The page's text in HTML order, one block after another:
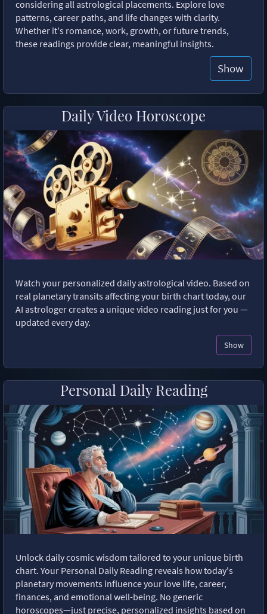
considering all astrological placements. Explore love
patterns, career paths, and life changes with clarity.
Whether it's romance, work, growth, or future trends,
these readings provide clear, meaningful insights.
Show
Daily Video Horoscope
Watch your personalized daily astrological video. Based on
real planetary transits affecting your birth chart today, our
AI astrologer creates a unique video reading just for you —
updated every day.
Show
Personal Daily Reading
Unlock daily cosmic wisdom tailored to your unique birth
chart. Your Personal Daily Reading reveals how today's
planetary movements influence your love life, career,
finances, and emotional well-being. No generic
horoscopes—just precise, personalized insights based on